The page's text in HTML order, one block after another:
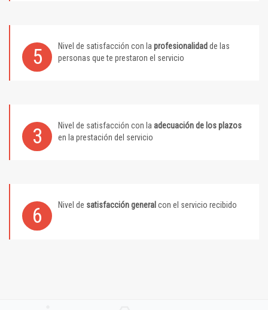
5 Nivel de satisfacción con la profesionalidad de las
personas que te prestaron el servicio
3 Nivel de satisfacción con la adecuación de los plazos
en la prestación del servicio
6 Nivel de satisfacción general con el servicio recibido